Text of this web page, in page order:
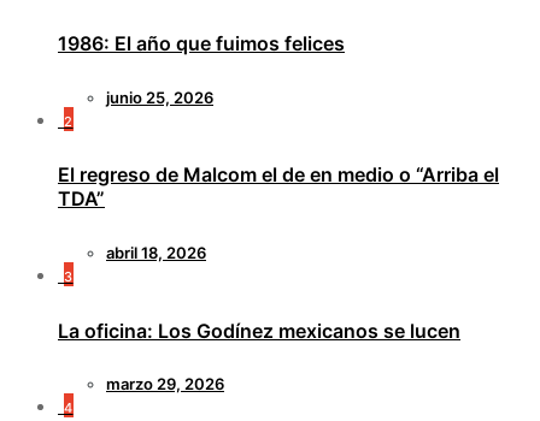
1986: El año que fuimos felices
junio 25, 2026
2
El regreso de Malcom el de en medio o “Arriba el
TDA”
abril 18, 2026
3
La oficina: Los Godínez mexicanos se lucen
marzo 29, 2026
4